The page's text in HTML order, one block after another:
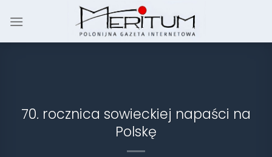
70. rocznica sowieckiej napaści na
Polskę